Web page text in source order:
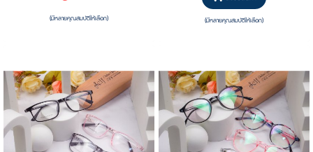
เรียบหรู งานดีมาก .....
(มีหลายคุณสมบัติให้เลือก) (มีหลายคุณสมบัติให้เลือก)